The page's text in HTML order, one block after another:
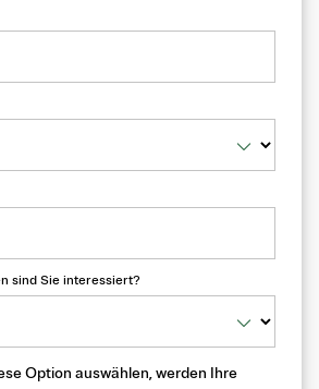
sind Sie interessiert?
Option auswählen, werden Ihre